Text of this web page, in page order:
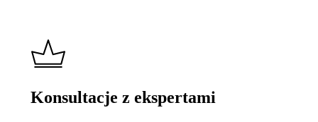
Konsultacje z ekspertami